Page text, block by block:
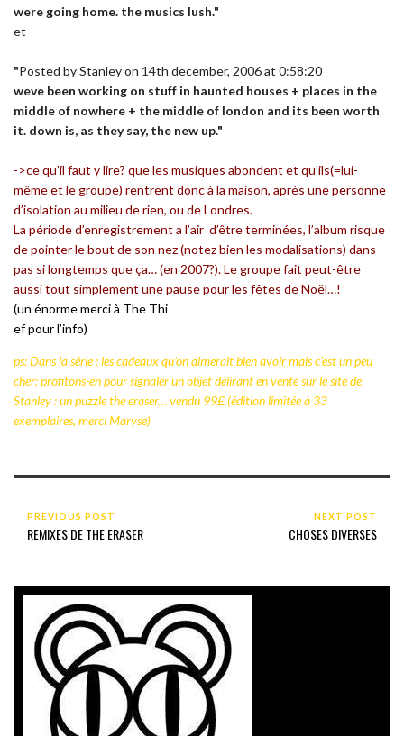
were going home. the musics lush."
et
"Posted by Stanley on 14th december, 2006 at 0:58:20
weve been working on stuff in haunted houses + places in the
middle of nowhere + the middle of london and its been worth
it. down is, as they say, the new up."
->ce qu’il faut y lire? que les musiques abondent et qu’ils(=lui-
même et le groupe) rentrent donc à la maison, après une personne
d’isolation au milieu de rien, ou de Londres.
La période d’enregistrement a l’air d’être terminées, l’album risque
de pointer le bout de son nez(notez bien les modalisations) dans
pas si longtemps que ça… (en 2007?). Le groupe fait peut-être
aussi tout simplement une pause pour les fêtes de Noël…!
(un énorme merci à The Thi
ef pour l’info)
ps: Dans la série : les cadeaux qu’on aimerait bien avoir mais c’est un peu
cher: profitons-en pour signaler un objet délirant en vente sur le site de
Stanley : un puzzle the eraser… vendu 99£.(édition limitée à 33
exemplaires, merci Maryse)
PREVIOUS POST
REMIXES DE THE ERASER
NEXT POST
CHOSES DIVERSES